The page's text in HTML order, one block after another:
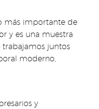
más importante de
y es una muestra
juntos
moderno,
y